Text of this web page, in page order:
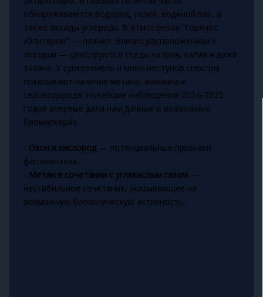
обнаруживаются водород, гелий, водяной пар, а
также оксиды углерода. В атмосферах "горячих
Юпитеров" — планет, близко расположенных к
звёздам — фиксируются следы натрия, калия и даже
титана. У суперземель и мини-нептунов спектры
показывают наличие метана, аммиака и
сероводорода. Новейшие наблюдения 2024–2025
годов впервые дали нам данные о возможных
биомаркерах:
- Озон и кислород— потенциальные признаки
фотосинтеза.
- Метан в сочетании с углекислым газом —
нестабильное сочетание, указывающее на
возможную биологическую активность.